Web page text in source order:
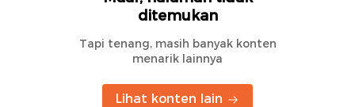
ditemukan
Tapi tenang, masih banyak konten
menarik lainnya
Lihat konten lain